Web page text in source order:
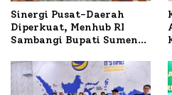
Sinergi Pusat-Daerah
Diperkuat, Menhub RI
Sambangi Bupati Sumenep
Mutiara Sentosa II